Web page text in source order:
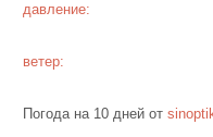
давление:
ветер:
Погода на 10 дней от